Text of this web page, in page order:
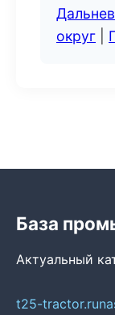
округ
База
Актуальный
t25-tractor.ru